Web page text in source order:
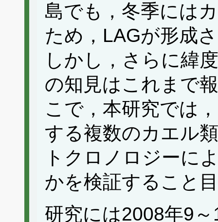
島でも，冬季には
ため，LAGが形成
しかし，さらに緯
の知見はこれまで
こで，本研究では
する複数のカエル
トクロノロジーに
かを検証すること
研究には2008年9